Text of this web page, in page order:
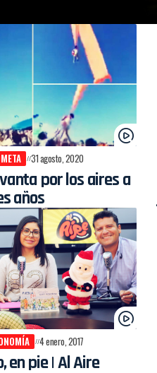
31 agosto, 2020
por los aires a
años
4 enero, 2017
en pie | Al Aire